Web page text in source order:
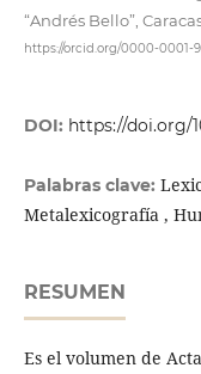
“Andrés Bello”,
https://orcid.org/0000-0001-
DOI: https://doi.org/
Palabras clave:
Metalexicografía ,
RESUMEN
Es el volumen de